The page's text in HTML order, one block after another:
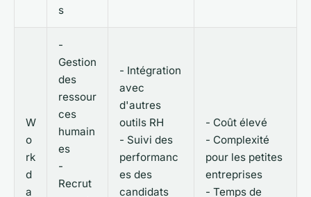
s
W
o
rk
d
a
-
Gestion
des
ressour
ces
humain
es
-
Recrut
- Intégration
avec
d'autres
outils RH
- Suivi des
performanc
es des
candidats
- Coût élevé
- Complexité
pour les petites
entreprises
- Temps de